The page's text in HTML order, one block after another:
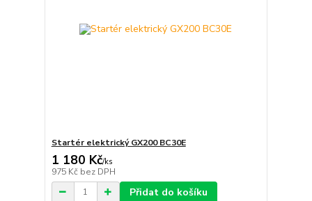
Startér elektrický GX200 BC30E
1 180 Kč/ks
975 Kč bez DPH
Přidat do košíku